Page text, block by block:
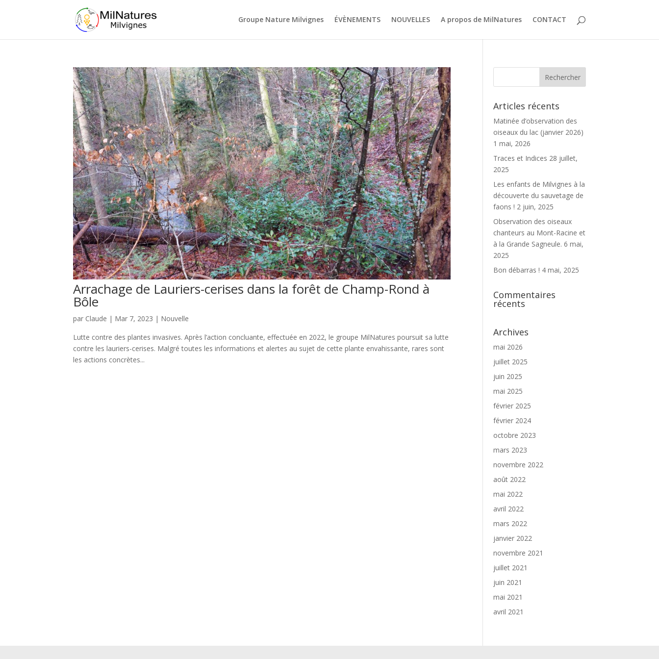
Groupe Nature Milvignes ÉVÈNEMENTS NOUVELLES A propos de MilNatures CONTACT
Arrachage de Lauriers-cerises dans la forêt de Champ-Rond à
Bôle
par Claude | Mar 7, 2023 | Nouvelle
Lutte contre des plantes invasives. Après l’action concluante, effectuée en 2022, le groupe MilNatures poursuit sa lutte
contre les lauriers-cerises. Malgré toutes les informations et alertes au sujet de cette plante envahissante, rares sont
les actions concrètes...
Articles récents
Matinée d’observation des
oiseaux du lac (janvier 2026)
1 mai, 2026
Traces et Indices 28 juillet,
2025
Les enfants de Milvignes à la
découverte du sauvetage de
faons ! 2 juin, 2025
Observation des oiseaux
chanteurs au Mont-Racine et
à la Grande Sagneule. 6 mai,
2025
Bon débarras ! 4 mai, 2025
Commentaires
récents
Archives
mai 2026
juillet 2025
juin 2025
mai 2025
février 2025
février 2024
octobre 2023
mars 2023
novembre 2022
août 2022
mai 2022
avril 2022
mars 2022
janvier 2022
novembre 2021
juillet 2021
juin 2021
mai 2021
avril 2021